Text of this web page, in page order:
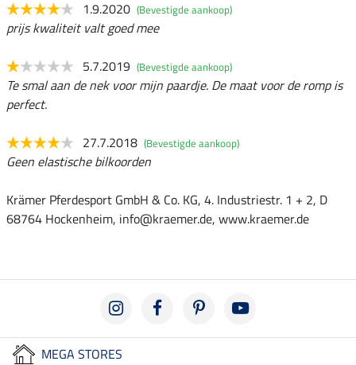
1.9.2020 (Bevestigde aankoop)
prijs kwaliteit valt goed mee
5.7.2019 (Bevestigde aankoop)
Te smal aan de nek voor mijn paardje. De maat voor de romp is
perfect.
27.7.2018 (Bevestigde aankoop)
Geen elastische bilkoorden
Krämer Pferdesport GmbH & Co. KG, 4. Industriestr. 1 + 2, D
68764 Hockenheim, info@kraemer.de, www.kraemer.de
MEGA STORES